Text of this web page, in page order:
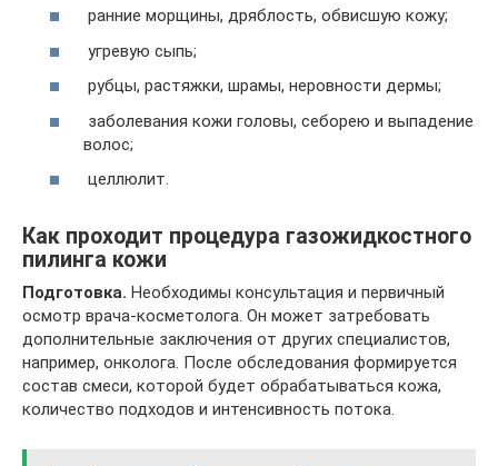
ранние морщины, дряблость, обвисшую кожу;
угревую сыпь;
рубцы, растяжки, шрамы, неровности дермы;
заболевания кожи головы, себорею и выпадение
волос;
целлюлит.
Как проходит процедура газожидкостного
пилинга кожи
Подготовка. Необходимы консультация и первичный
осмотр врача-косметолога. Он может затребовать
дополнительные заключения от других специалистов,
например, онколога. После обследования формируется
состав смеси, которой будет обрабатываться кожа,
количество подходов и интенсивность потока.